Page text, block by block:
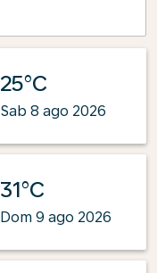
25°C
Sab 8 ago 2026
31°C
Dom 9 ago 2026